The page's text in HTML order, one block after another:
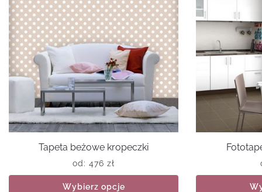
Tapeta beżowe kropeczki
od: 476 zł
Wybierz opcje